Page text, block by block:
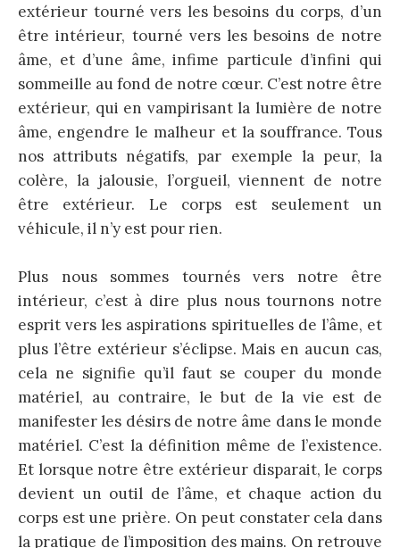
extérieur tourné vers les besoins du corps, d’un
être intérieur, tourné vers les besoins de notre
âme, et d’une âme, infime particule d’infini qui
sommeille au fond de notre cœur. C’est notre être
extérieur, qui en vampirisant la lumière de notre
âme, engendre le malheur et la souffrance. Tous
nos attributs négatifs, par exemple la peur, la
colère, la jalousie, l’orgueil, viennent de notre
être extérieur. Le corps est seulement un
véhicule, il n’y est pour rien.
Plus nous sommes tournés vers notre être
intérieur, c’est à dire plus nous tournons notre
esprit vers les aspirations spirituelles de l’âme, et
plus l’être extérieur s’éclipse. Mais en aucun cas,
cela ne signifie qu’il faut se couper du monde
matériel, au contraire, le but de la vie est de
manifester les désirs de notre âme dans le monde
matériel. C’est la définition même de l’existence.
Et lorsque notre être extérieur disparait, le corps
devient un outil de l’âme, et chaque action du
corps est une prière. On peut constater cela dans
la pratique de l’imposition des mains. On retrouve